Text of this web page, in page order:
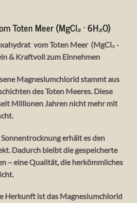
Toten Meer(MgCl₂ · 6H₂O)
vom Toten Meer (MgCl₂ ·
& Kraftvoll zum Einnehmen
Magnesiumchloridstammt aus
desToten Meeres. Diese
Millionen Jahren nicht mehr mit
Sonnentrocknungerhält es den
. Dadurch bleibt die gespeicherte
– eine Qualität, die herkömmliches
Herkunft ist das Magnesiumchlorid